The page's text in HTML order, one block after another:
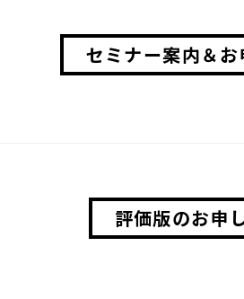
セミナー案内＆
評価版のお申